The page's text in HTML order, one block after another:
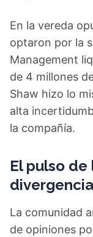
En la vereda
optaron por la
Management
de 4 millones
Shaw hizo lo
alta
la compañía.
El pulso
divergencia
La comunidad
de opiniones